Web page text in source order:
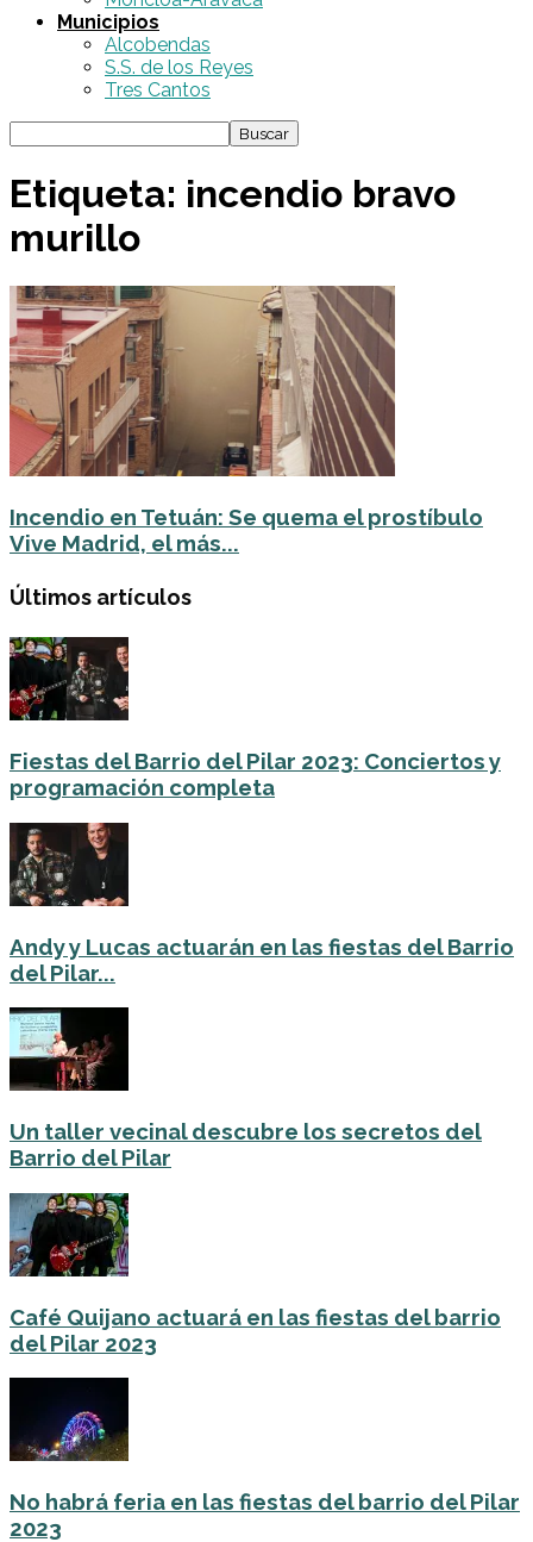
Municipios
Alcobendas
S.S. de los Reyes
Tres Cantos
Etiqueta: incendio bravo
murillo
Incendio en Tetuán: Se quema el prostíbulo
Vive Madrid, el más...
Últimos artículos
Fiestas del Barrio del Pilar 2023: Conciertos y
programación completa
Andy y Lucas actuarán en las fiestas del Barrio
del Pilar...
Un taller vecinal descubre los secretos del
Barrio del Pilar
Café Quijano actuará en las fiestas del barrio
del Pilar 2023
No habrá feria en las fiestas del barrio del Pilar
2023